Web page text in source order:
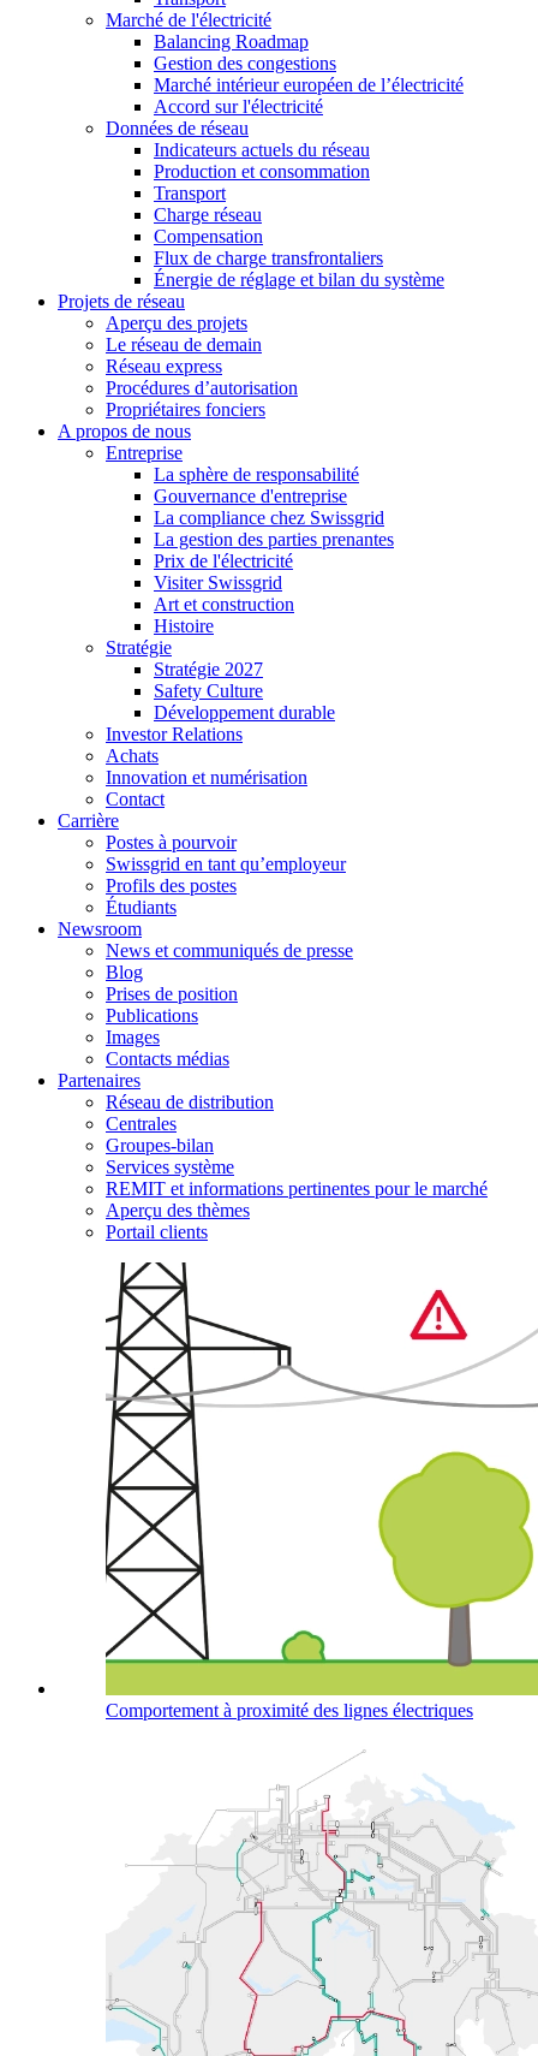
Marché de l'électricité
Balancing Roadmap
Gestion des congestions
Marché intérieur européen de l’électricité
Accord sur l'électricité
Données de réseau
Indicateurs actuels du réseau
Production et consommation
Transport
Charge réseau
Compensation
Flux de charge transfrontaliers
Énergie de réglage et bilan du système
Projets de réseau
Aperçu des projets
Le réseau de demain
Réseau express
Procédures d’autorisation
Propriétaires fonciers
A propos de nous
Entreprise
La sphère de responsabilité
Gouvernance d'entreprise
La compliance chez Swissgrid
La gestion des parties prenantes
Prix de l'électricité
Visiter Swissgrid
Art et construction
Histoire
Stratégie
Stratégie 2027
Safety Culture
Développement durable
Investor Relations
Achats
Innovation et numérisation
Contact
Carrière
Postes à pourvoir
Swissgrid en tant qu’employeur
Profils des postes
Étudiants
Newsroom
News et communiqués de presse
Blog
Prises de position
Publications
Images
Contacts médias
Partenaires
Réseau de distribution
Centrales
Groupes-bilan
Services système
REMIT et informations pertinentes pour le marché
Aperçu des thèmes
Portail clients
Comportement à proximité des lignes électriques